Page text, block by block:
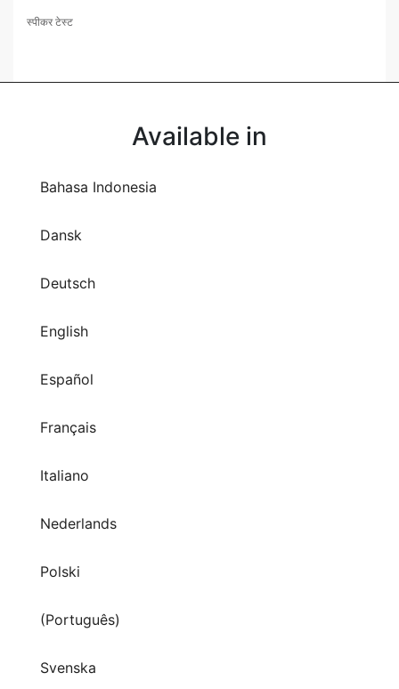
स्पीकर टेस्ट
Available in
Bahasa Indonesia
Dansk
Deutsch
English
Español
Français
Italiano
Nederlands
Polski
(Português)
Svenska